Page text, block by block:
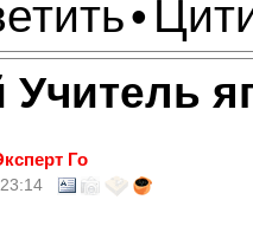
•
Учитель
Го